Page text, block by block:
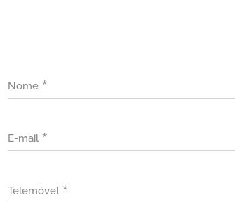
Nome
E-mail
Telemóvel